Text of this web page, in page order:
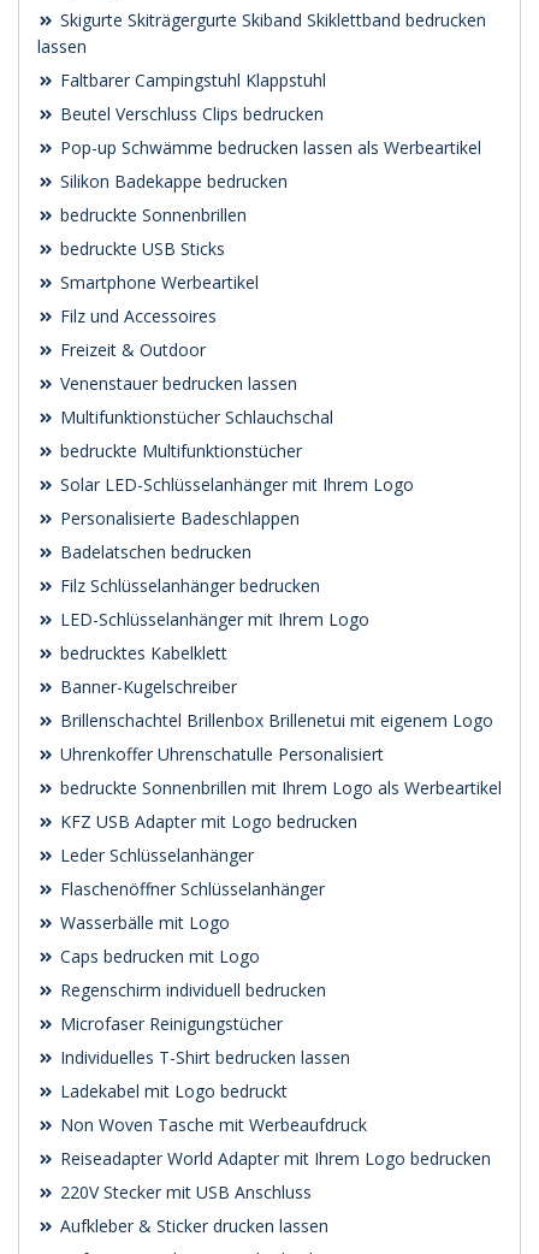
Skigurte Skiträgergurte Skiband Skiklettband bedrucken
lassen
Faltbarer Campingstuhl Klappstuhl
Beutel Verschluss Clips bedrucken
Pop-up Schwämme bedrucken lassen als Werbeartikel
Silikon Badekappe bedrucken
bedruckte Sonnenbrillen
bedruckte USB Sticks
Smartphone Werbeartikel
Filz und Accessoires
Freizeit & Outdoor
Venenstauer bedrucken lassen
Multifunktionstücher Schlauchschal
bedruckte Multifunktionstücher
Solar LED-Schlüsselanhänger mit Ihrem Logo
Personalisierte Badeschlappen
Badelatschen bedrucken
Filz Schlüsselanhänger bedrucken
LED-Schlüsselanhänger mit Ihrem Logo
bedrucktes Kabelklett
Banner-Kugelschreiber
Brillenschachtel Brillenbox Brillenetui mit eigenem Logo
Uhrenkoffer Uhrenschatulle Personalisiert
bedruckte Sonnenbrillen mit Ihrem Logo als Werbeartikel
KFZ USB Adapter mit Logo bedrucken
Leder Schlüsselanhänger
Flaschenöffner Schlüsselanhänger
Wasserbälle mit Logo
Caps bedrucken mit Logo
Regenschirm individuell bedrucken
Microfaser Reinigungstücher
Individuelles T-Shirt bedrucken lassen
Ladekabel mit Logo bedruckt
Non Woven Tasche mit Werbeaufdruck
Reiseadapter World Adapter mit Ihrem Logo bedrucken
220V Stecker mit USB Anschluss
Aufkleber & Sticker drucken lassen